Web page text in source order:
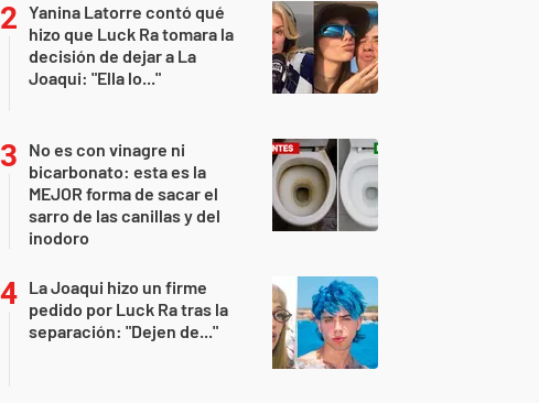
Yanina Latorre contó qué
hizo que Luck Ra tomara la
decisión de dejar a La
Joaqui: "Ella lo..."
No es con vinagre ni
bicarbonato: esta es la
MEJOR forma de sacar el
sarro de las canillas y del
inodoro
La Joaqui hizo un firme
pedido por Luck Ra tras la
separación: "Dejen de..."